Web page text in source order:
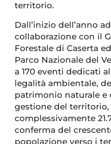
territorio.
Dall’inizio dell’anno
collaborazione con il
Forestale di Caserta
Parco Nazionale del
a 170 eventi dedicati
legalità ambientale,
patrimonio naturale e
gestione del
complessivamente
conferma del
popolazione verso i